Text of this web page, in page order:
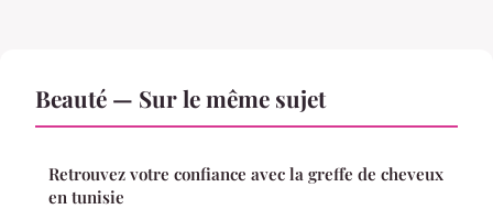
Beauté — Sur le même sujet
Retrouvez votre confiance avec la greffe de cheveux
en tunisie